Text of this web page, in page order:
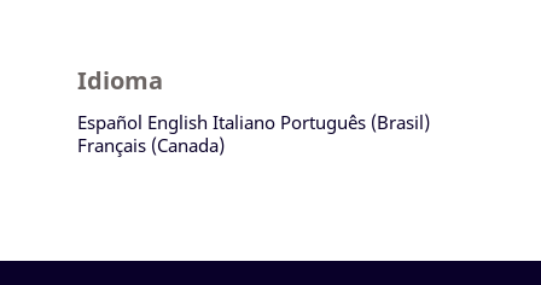
Idioma
Español English Italiano Português (Brasil)
Français (Canada)